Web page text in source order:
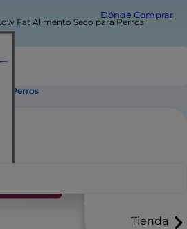
Dónde Comprar
Tienda
Fat Alimento Seco para Perros
Perros